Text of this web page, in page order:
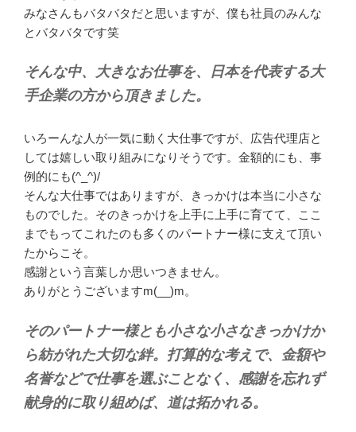
みなさんもバタバタだと思いますが、僕も社員のみんな
とバタバタです笑
そんな中、大きなお仕事を、日本を代表する大
手企業の方から頂きました。
いろーんな人が一気に動く大仕事ですが、広告代理店と
しては嬉しい取り組みになりそうです。金額的にも、事
例的にも(^_^)/
そんな大仕事ではありますが、きっかけは本当に小さな
ものでした。そのきっかけを上手に上手に育てて、ここ
までもってこれたのも多くのパートナー様に支えて頂い
たからこそ。
感謝という言葉しか思いつきません。
ありがとうございますm(__)m。
そのパートナー様とも小さな小さなきっかけか
ら紡がれた大切な絆。打算的な考えで、金額や
名誉などで仕事を選ぶことなく、感謝を忘れず
献身的に取り組めば、道は拓かれる。